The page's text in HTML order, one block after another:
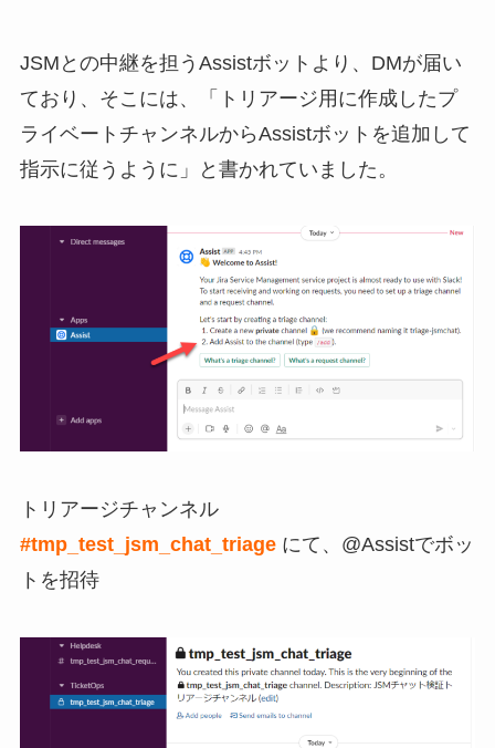
JSMとの中継を担うAssistボットより、DMが届い
ており、そこには、「トリアージ用に作成したプ
ライベートチャンネルからAssistボットを追加して
指示に従うように」と書かれていました。
トリアージチャンネル
#tmp_test_jsm_chat_triageにて、@Assistでボッ
トを招待